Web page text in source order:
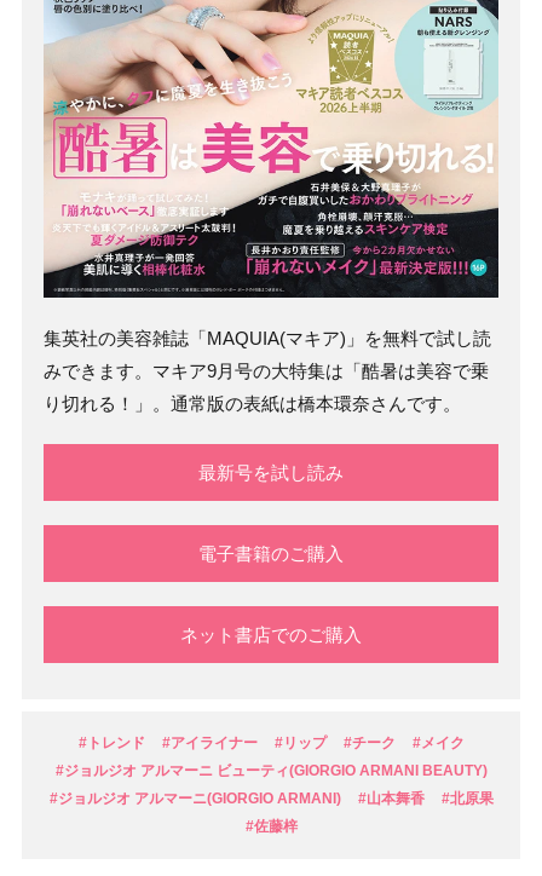
集英社の美容雑誌「MAQUIA(マキア)」を無料で試し読
みできます。マキア9月号の大特集は「酷暑は美容で乗
り切れる！」。通常版の表紙は橋本環奈さんです。
最新号を試し読み
電子書籍のご購入
ネット書店でのご購入
#トレンド #アイライナー #リップ #チーク
#メイク
#ジョルジオ アルマーニ ビューティ(GIORGIO ARMANI BEAUTY)
#ジョルジオ アルマーニ(GIORGIO ARMANI)
#山本舞香
#北原果
#佐藤梓